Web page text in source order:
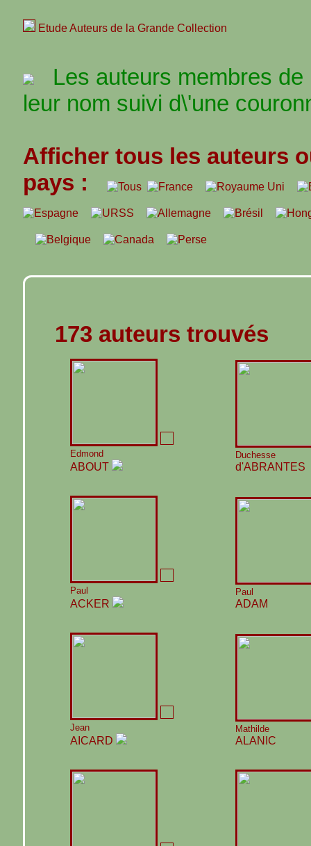
Etude Auteurs de la Grande Collection
Les auteurs membres
leur nom suivi d\'une
Afficher tous les auteurs
pays :
173 auteurs trouvés
Edmond
ABOUT
Duchesse
d'ABRANTES
Paul
ACKER
Paul
ADAM
Jean
AICARD
Mathilde
ALANIC